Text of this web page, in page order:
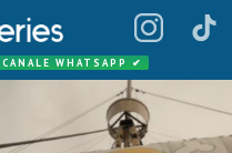
WHATSAPP ✔